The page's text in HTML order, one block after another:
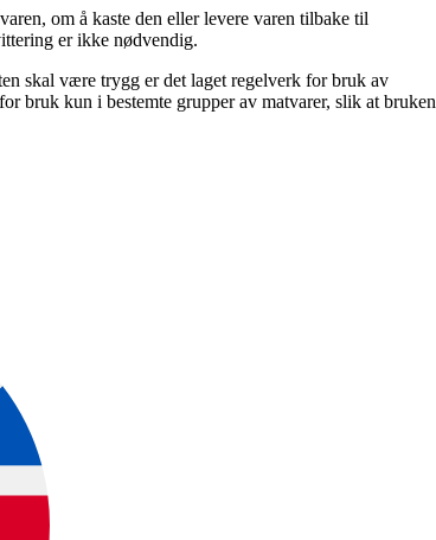
om å kaste den eller levere varen tilbake til
er ikke nødvendig.
skal være trygg er det laget regelverk for bruk av
bruk kun i bestemte grupper av matvarer, slik at bruken